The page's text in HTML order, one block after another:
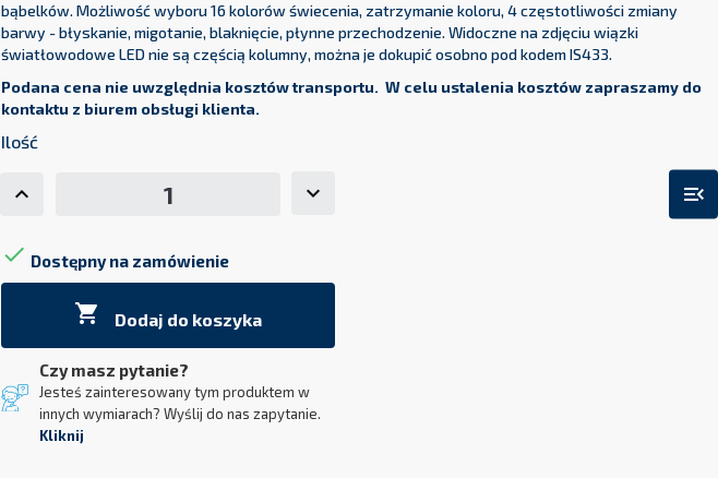
menu_open
bąbelków. Możliwość wyboru 16 kolorów świecenia, zatrzymanie koloru, 4 częstotliwości zmiany
barwy - błyskanie, migotanie, blaknięcie, płynne przechodzenie. Widoczne na zdjęciu wiązki
światłowodowe LED nie są częścią kolumny, można je dokupić osobno pod kodem IS433.
Podana cena nie uwzględnia kosztów transportu. W celu ustalenia kosztów zapraszamy do
kontaktu z biurem obsługi klienta.
Ilość
 Dostępny na zamówienie
 Dodaj do koszyka
Czy masz pytanie?
Jesteś zainteresowany tym produktem w
innych wymiarach? Wyślij do nas zapytanie.
Kliknij